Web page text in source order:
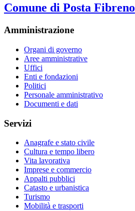
Comune di Posta Fibreno
Amministrazione
Organi di governo
Aree amministrative
Uffici
Enti e fondazioni
Politici
Personale amministrativo
Documenti e dati
Servizi
Anagrafe e stato civile
Cultura e tempo libero
Vita lavorativa
Imprese e commercio
Appalti pubblici
Catasto e urbanistica
Turismo
Mobilità e trasporti